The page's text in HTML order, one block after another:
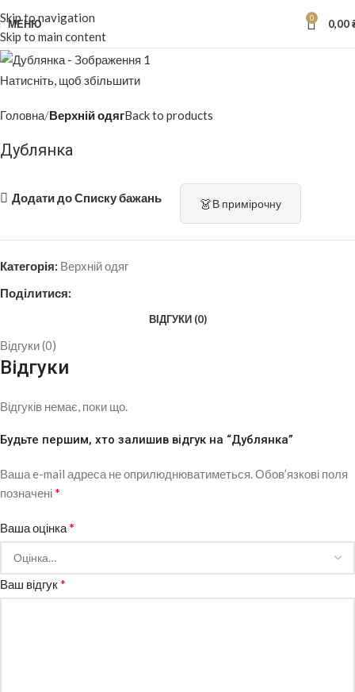
Skip to navigation
Skip to main content
МЕНЮ 0 0,00
Натисніть, щоб збільшити
Головна Верхній одягBack to products
Дублянка
Додати до Списку бажань 👗В примірочну
Категорія: Верхній одяг
Поділитися:
ВІДГУКИ (0)
Відгуки (0)
Відгуки
Відгуків немає, поки що.
Будьте першим, хто залишив відгук на “Дублянка”
Ваша e-mail адреса не оприлюднюватиметься.Обов’язкові поля
позначені*
Ваша оцінка*
Ваш відгук*